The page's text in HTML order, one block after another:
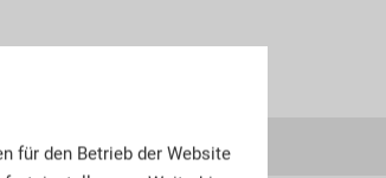
A52aw
für den Betrieb der Website